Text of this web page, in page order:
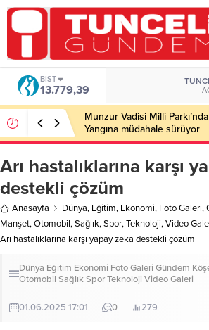
BIST
13.779,39
Munzur Vadisi Milli
Yangına müdahale sürüyor
Arı hastalıklarına karşı
destekli çözüm
Anasayfa Dünya, Eğitim, Ekonomi, Foto Galeri,
Manşet,Otomobil,Sağlık,Spor,Teknoloji,Video
Arı hastalıklarına karşı yapay zeka destekli çözüm
Dünya Eğitim Ekonomi Foto Galeri Gündem
Otomobil SağlıkSporTeknoloji Video Galeri
01.06.2025 17:01 0 279